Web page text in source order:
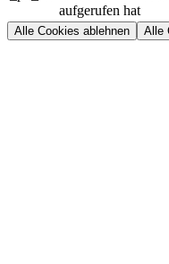
aufgerufen hat
Alle Cookies ablehnen Alle